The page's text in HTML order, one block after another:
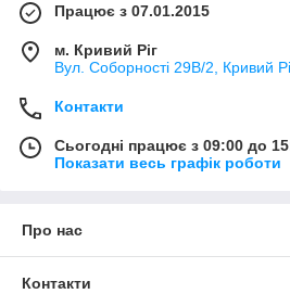
Працює з 07.01.2015
м. Кривий Ріг
Вул. Соборності 29В/2, Кривий
Контакти
Сьогодні працює з 09:00 до
Показати весь графік роботи
Про нас
Контакти